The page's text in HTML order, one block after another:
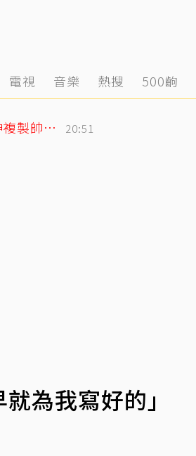
電視 音樂 熱搜 500齣
林志玲父親節曬帥兒照！墨鏡特效遮不住 完美基因神複製帥出新高度 20:51
為我寫好的」